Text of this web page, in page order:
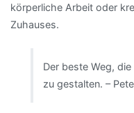
körperliche Arbeit oder
Zuhauses.
Der beste Weg,
zu gestalten. –